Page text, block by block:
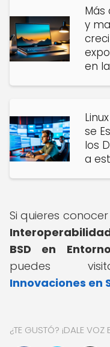
Más
y
en
se
los
a
Si quieres
BSD en
puedes
Innovaciones en
¿TE GUSTÓ? ¡DALE VOZ